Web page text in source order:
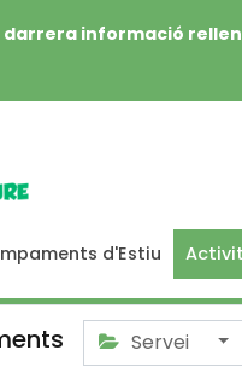
darrera informació
d'Estiu
Servei